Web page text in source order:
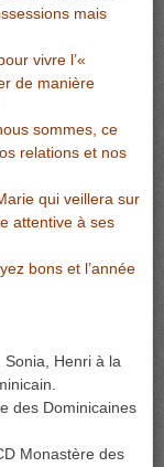
mais
vivre l’«
de manière
sommes, ce
relations et nos
qui veillera sur
attentive à ses
bons et l’année
Henri à la
des Dominicaines
Monastère des